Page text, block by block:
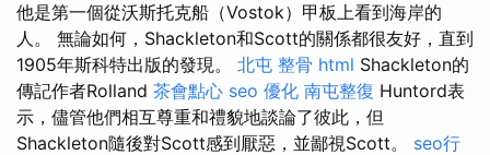
他是第一個從沃斯托克船（Vostok）甲板上看到海岸的
人。 無論如何，Shackleton和Scott的關係都很友好，直到
1905年斯科特出版的發現。 北屯 整骨 html Shackleton的
傳記作者Rolland 茶會點心 seo 優化 南屯整復 Huntord表
示，儘管他們相互尊重和禮貌地談論了彼此，但
Shackleton隨後對Scott感到厭惡，並鄙視Scott。 seo行